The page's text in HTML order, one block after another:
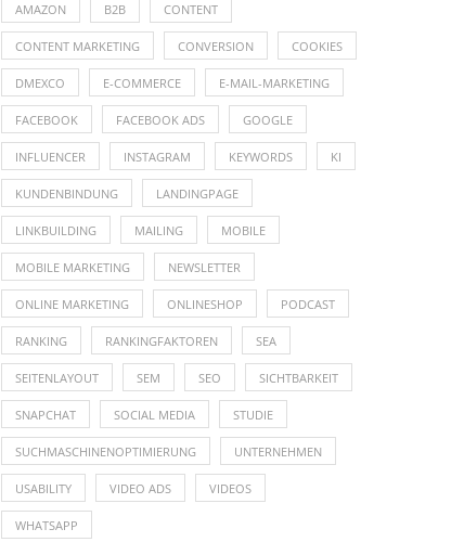
AMAZON B2B CONTENT
CONTENT MARKETING CONVERSION COOKIES
DMEXCO E-COMMERCE E-MAIL-MARKETING
FACEBOOK FACEBOOK ADS GOOGLE
INFLUENCER INSTAGRAM KEYWORDS KI
KUNDENBINDUNG LANDINGPAGE
LINKBUILDING MAILING MOBILE
MOBILE MARKETING NEWSLETTER
ONLINE MARKETING ONLINESHOP PODCAST
RANKING RANKINGFAKTOREN SEA
SEITENLAYOUT SEM SEO SICHTBARKEIT
SNAPCHAT SOCIAL MEDIA STUDIE
SUCHMASCHINENOPTIMIERUNG UNTERNEHMEN
USABILITY VIDEO ADS VIDEOS
WHATSAPP